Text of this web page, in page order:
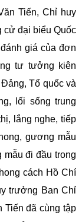
Tiến, Chỉ huy
cử đại biểu Quốc
giá của đơn
tư tưởng kiên
Tổ quốc và
lối sống trung
lắng nghe, tiếp
gương mẫu
đi đầu trong
cách Hồ Chí
trưởng Ban Chỉ
Tiến đã cùng tập